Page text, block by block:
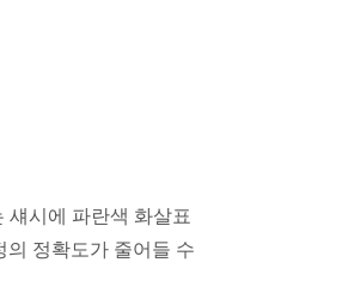
섀시에 파란색 화살표
정확도가 줄어들 수